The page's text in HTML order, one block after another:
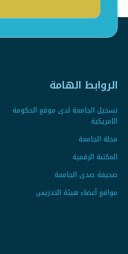
الروابط الهامة
تسجيل الجامعة لدى موقع الحكومة
الامريكية
مجلة الجامعة
المكتبة الرقمية
صحيفة صدى الجامعة
مواقع أعضاء هيئة التدريس